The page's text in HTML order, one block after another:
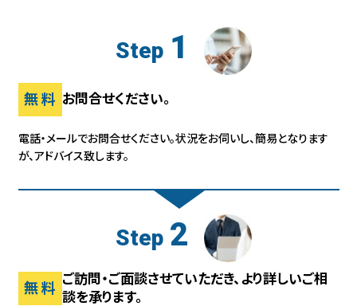
Step 1
無料 お問合せください。
電話・メールでお問合せください。状況をお伺いし、簡易となります
が、アドバイス致します。
Step 2
無料
ご訪問・ご面談させていただき、より詳しいご相
談を承ります。